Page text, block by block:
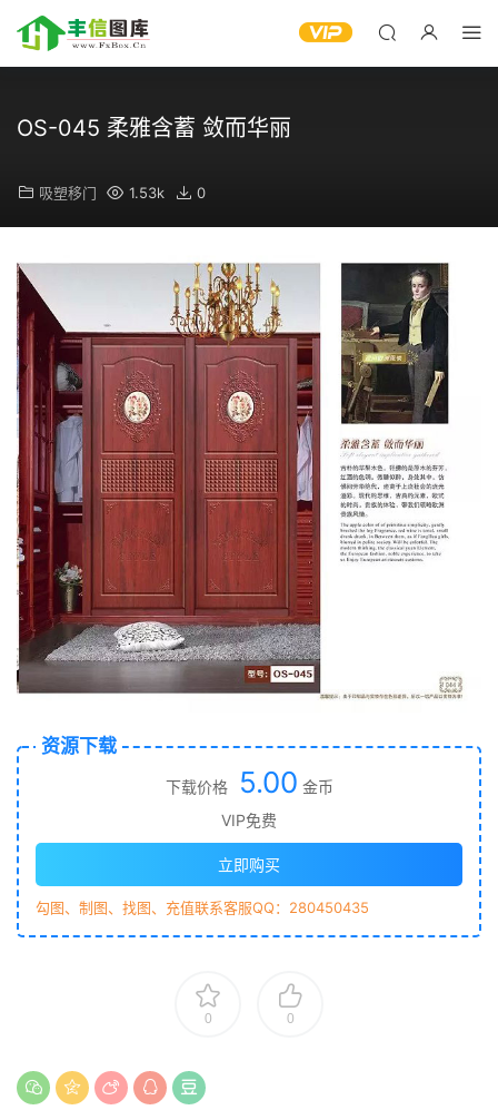
OS-045 柔雅含蓄 敛而华丽
吸塑移门 1.53k 0
资源下载
下载价格 5.00 金币
VIP免费
立即购买
勾图、制图、找图、充值联系客服QQ：280450435
0 0